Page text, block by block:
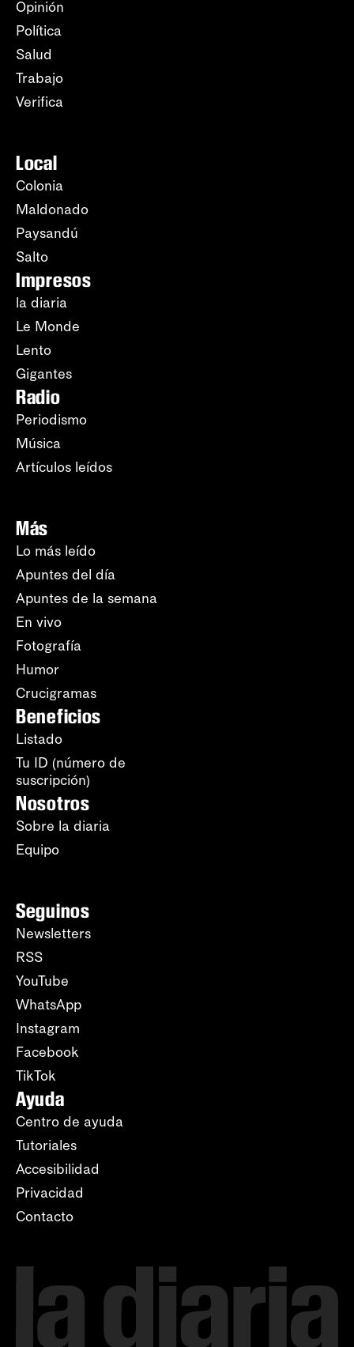
Opinión
Política
Salud
Trabajo
Verifica
Local
Colonia
Maldonado
Paysandú
Salto
Impresos
la diaria
Le Monde
Lento
Gigantes
Radio
Periodismo
Música
Artículos leídos
Más
Lo más leído
Apuntes del día
Apuntes de la semana
En vivo
Fotografía
Humor
Crucigramas
Beneficios
Listado
Tu ID (número de
suscripción)
Nosotros
Sobre la diaria
Equipo
Seguinos
Newsletters
RSS
YouTube
WhatsApp
Instagram
Facebook
TikTok
Ayuda
Centro de ayuda
Tutoriales
Accesibilidad
Privacidad
Contacto